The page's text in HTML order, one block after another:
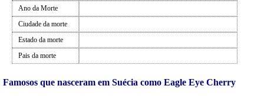
Ano da Morte
Ciudade da morte
Estado da morte
Pais da morte
Famosos que nasceram em Suécia como Eagle Eye Cherry